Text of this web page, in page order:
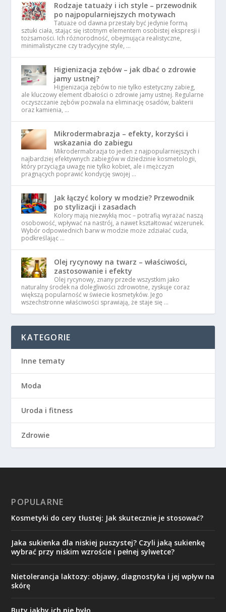
Rodzaje tatuaży i ich style – przewodnik
po najpopularniejszych motywach
Tatuaże od dawna przestały być jedynie formą
sztuki ciała, stając się istotnym elementem osobistej ekspresji i
tożsamości. Ich różnorodność, obejmująca realistyczne,
minimalistyczne czy tradycyjne style, …
Higienizacja zębów – jak dbać o zdrowie
jamy ustnej?
Higienizacja zębów to nie tylko estetyczny zabieg,
ale kluczowy element dbałości o zdrowie jamy ustnej. Regularne
oczyszczanie zębów pozwala na eliminację osadów, bakterii
oraz kamienia, …
Mikrodermabrazja – efekty, korzyści i
wskazania do zabiegu
Mikrodermabrazja to jeden z najpopularniejszych i
najbardziej efektywnych zabiegów w dziedzinie kosmetologii,
który przyciąga uwagę nie tylko kobiet, ale i mężczyzn
pragnących poprawić kondycję swojej …
Jak łączyć kolory w modzie? Przewodnik
po stylizacji i zasadach
Kolory mają niezwykłą moc – potrafią wyrażać naszą
osobowość, wpływać na nastrój, a nawet kształtować wizerunek.
Wybór odpowiednich barw w modzie może zdziałać cuda,
podkreślając …
Olej rycynowy na twarz – właściwości,
zastosowanie i efekty
Olej rycynowy, znany przede wszystkim jako
naturalny środek na dolegliwości zdrowotne, zyskuje coraz
większą popularność w świecie kosmetyków. Jego
wszechstronne właściwości sprawiają, że staje się …
KATEGORIE
Inne tematy
Moda
Uroda i fitness
Zdrowie
POPULARNE
Kosmetyki do cery tłustej: Jak skutecznie je stosować?
Jaka sukienka dla niskiej puszystej? Czyli jaką sukienkę
wybrać przy niskim wzroście i pełnej sylwetce?
Nietolerancja laktozy: objawy, diagnostyka i jej wpływ na
skórę